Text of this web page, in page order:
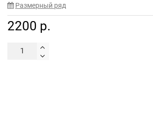
Размерный ряд
2200 р.